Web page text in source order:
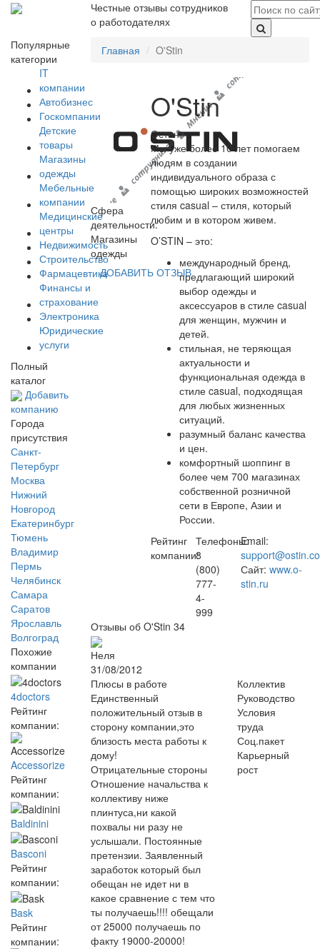
Честные отзывы сотрудников
о работодателях
Популярные
категории
IT
компании
Автобизнес
Госкомпании
Детские
товары
Магазины
одежды
Мебельные
компании
Медицинские
центры
Недвижимость
Строительство
Фармацевтика
Финансы и
страхование
Электроника
Юридические
услуги
Полный
каталог
Добавить
компанию
Города
присутствия
Санкт-
Петербург
Москва
Нижний
Новгород
Екатеринбург
Тюмень
Владимир
Пермь
Челябинск
Самара
Саратов
Ярославль
Волгоград
Похожие
компании
4doctors
Рейтинг
компании:
Accessorize
Рейтинг
компании:
Baldinini
Basconi
Рейтинг
компании:
Bask
Рейтинг
компании:
Главная O'Stin
Сфера
деятельности:
Магазины
одежды
ДОБАВИТЬ ОТЗЫВ
O'Stin
Остин
Мы уже более 10 лет помогаем
людям в создании
индивидуального образа с
помощью широких возможностей
стиля casual – стиля, который
любим и в котором живем.
O’STIN – это:
международный бренд,
предлагающий широкий
выбор одежды и
аксессуаров в стиле casual
для женщин, мужчин и
детей.
стильная, не теряющая
актуальности и
функциональная одежда в
стиле casual, подходящая
для любых жизненных
ситуаций.
разумный баланс качества
и цен.
комфортный шоппинг в
более чем 700 магазинах
собственной розничной
сети в Европе, Азии и
России.
Рейтинг
компании:
Телефоны:
8
(800)
777-
4-
999
Email:
Сайт: www.o-
stin.ru
Отзывы об O'Stin 34
Неля
31/08/2012
Плюсы в работе
Единственный
положительный отзыв в
сторону компании,это
близость места работы к
дому!
Отрицательные стороны
Отношение начальства к
коллективу ниже
плинтуса,ни какой
похвалы ни разу не
услышали. Постоянные
претензии. Заявленный
заработок который был
обещан не идет ни в
какое сравнение с тем что
ты получаешь!!!! обещали
от 25000 получаешь по
факту 19000-20000!
Коллектив
Руководство
Условия
труда
Соц.пакет
Карьерный
рост